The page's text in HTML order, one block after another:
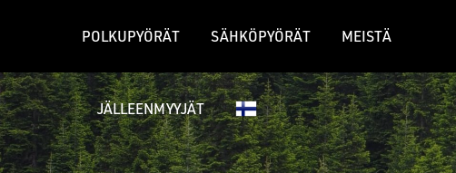
POLKUPYÖRÄT
GRAVEL-PYÖRÄT MAASTOPYÖRÄT
SÄHKÖPYÖRÄT MEISTÄ
JÄLLEENMYYJÄT